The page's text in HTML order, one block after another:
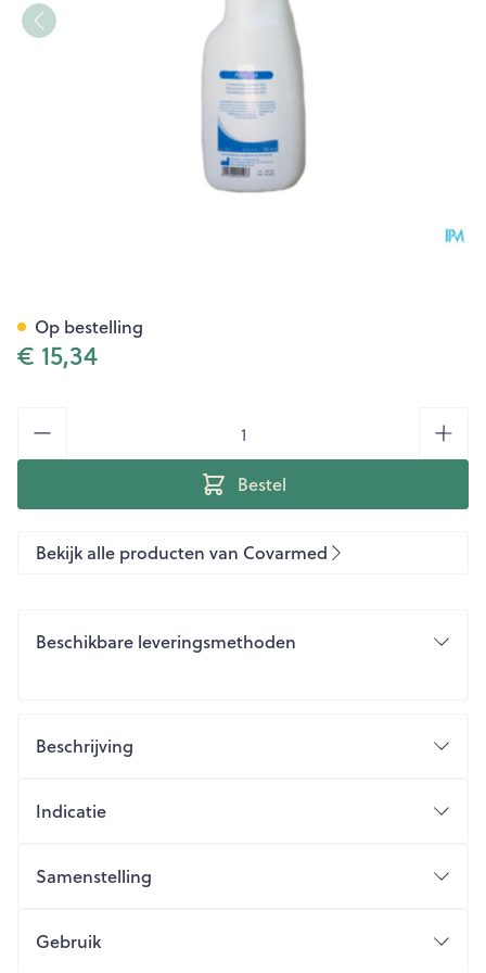
€ 15,34
Bestel
Op bestelling
Bekijk alle producten van Covarmed
Beschikbare leveringsmethoden
Beschrijving
Indicatie
Samenstelling
Gebruik